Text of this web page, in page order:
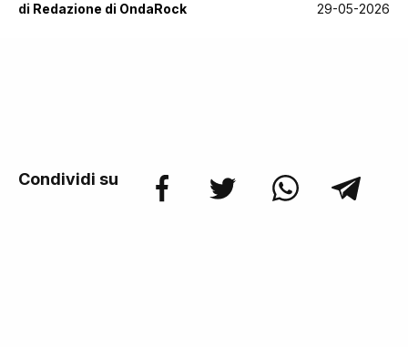
di Redazione di OndaRock 29-05-2026
Condividi su